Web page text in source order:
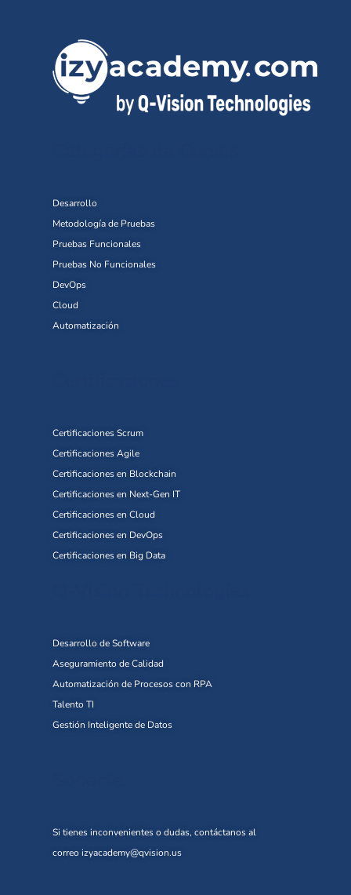
Desarrollo
Metodología de Pruebas
Pruebas Funcionales
Pruebas No Funcionales
DevOps
Cloud
Automatización
Certificaciones Scrum
Certificaciones Agile
Certificaciones en Blockchain
Certificaciones en Next-Gen IT
Certificaciones en Cloud
Certificaciones en DevOps
Certificaciones en Big Data
Desarrollo de Software
Aseguramiento de Calidad
Automatización de Procesos con RPA
Talento TI
Gestión Inteligente de Datos
Si tienes inconvenientes o dudas, contáctanos al
correo izyacademy@qvision.us